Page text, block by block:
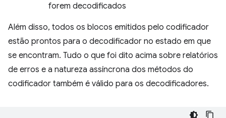
forem decodificados
Além disso, todos os blocos emitidos pelo codificador
estão prontos para o decodificador no estado em que
se encontram. Tudo o que foi dito acima sobre relatórios
de erros e a natureza assíncrona dos métodos do
codificador também é válido para os decodificadores.